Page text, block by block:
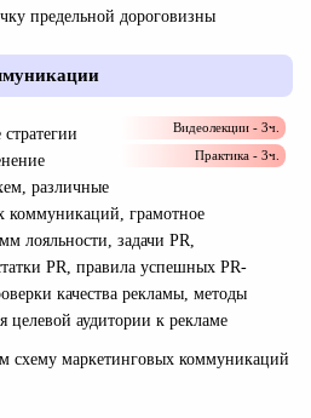
предельной дороговизны
Видеолекции - 3ч.
Практика - 3ч.
различные
коммуникаций, грамотное
лояльности, задачи PR,
PR, правила успешных PR-
качества рекламы, методы
целевой аудитории к рекламе
схему маркетинговых коммуникаций